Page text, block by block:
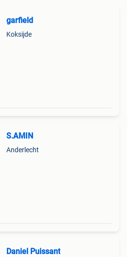
garfield
Koksijde
S.AMIN
Anderlecht
Daniel Puissant